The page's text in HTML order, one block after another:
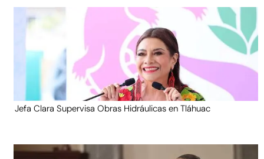
Jefa Clara Supervisa Obras Hidráulicas en Tláhuac